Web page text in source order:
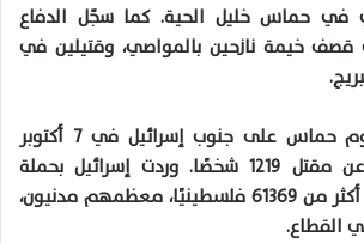
في حماس خليل الحية. كما سجّل الدفاع
في قصف خيمة نازحين بالمواصي، وقتيلين في
بدأت الحرب إثر هجوم حماس على جنوب إسرائيل في 7 أكتوبر
2023، الذي أسفر عن مقتل 1219 شخصًا. وردت إسرائيل بحملة
عسكرية أودت بحياة أكثر من 61369 فلسطينيًا، معظمهم مدنيون،
القطاع.